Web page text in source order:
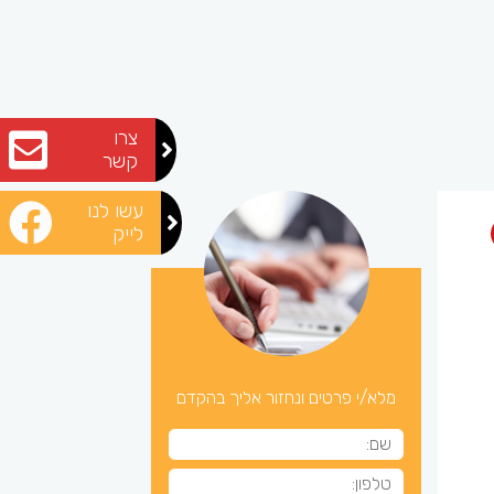
צרו
קשר
עשו לנו
לייק
מלא/י פרטים ונחזור אליך בהקדם